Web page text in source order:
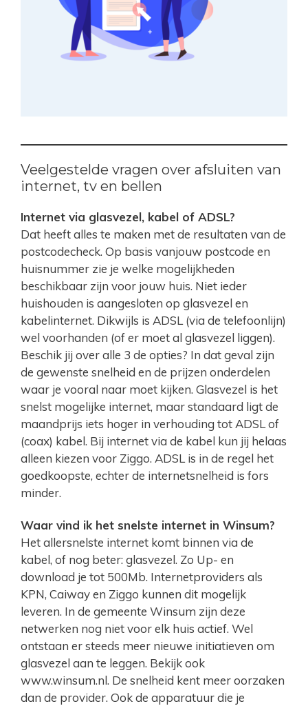
Veelgestelde vragen over afsluiten van
internet, tv en bellen
Internet via glasvezel, kabel of ADSL?
Dat heeft alles te maken met de resultaten van de
postcodecheck. Op basis vanjouw postcode en
huisnummer zie je welke mogelijkheden
beschikbaar zijn voor jouw huis. Niet ieder
huishouden is aangesloten op glasvezel en
kabelinternet. Dikwijls is ADSL (via de telefoonlijn)
wel voorhanden (of er moet al glasvezel liggen).
Beschik jij over alle 3 de opties? In dat geval zijn
de gewenste snelheid en de prijzen onderdelen
waar je vooral naar moet kijken. Glasvezel is het
snelst mogelijke internet, maar standaard ligt de
maandprijs iets hoger in verhouding tot ADSL of
(coax) kabel. Bij internet via de kabel kun jij helaas
alleen kiezen voor Ziggo. ADSL is in de regel het
goedkoopste, echter de internetsnelheid is fors
minder.
Waar vind ik het snelste internet in Winsum?
Het allersnelste internet komt binnen via de
kabel, of nog beter: glasvezel. Zo Up- en
download je tot 500Mb. Internetproviders als
KPN, Caiway en Ziggo kunnen dit mogelijk
leveren. In de gemeente Winsum zijn deze
netwerken nog niet voor elk huis actief. Wel
ontstaan er steeds meer nieuwe initiatieven om
glasvezel aan te leggen. Bekijk ook
www.winsum.nl. De snelheid kent meer oorzaken
dan de provider. Ook de apparatuur die je